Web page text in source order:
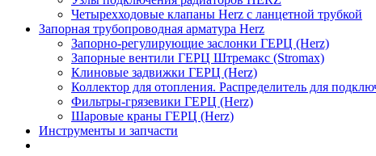
Четырехходовые клапаны Herz с ланцетной трубкой
Запорная трубопроводная арматура Herz
Запорно-регулирующие заслонки ГЕРЦ (Herz)
Запорные вентили ГЕРЦ Штремакс (Stromax)
Клиновые задвижки ГЕРЦ (Herz)
Коллектор для отопления. Распределитель для
Фильтры-грязевики ГЕРЦ (Herz)
Шаровые краны ГЕРЦ (Herz)
Инструменты и запчасти